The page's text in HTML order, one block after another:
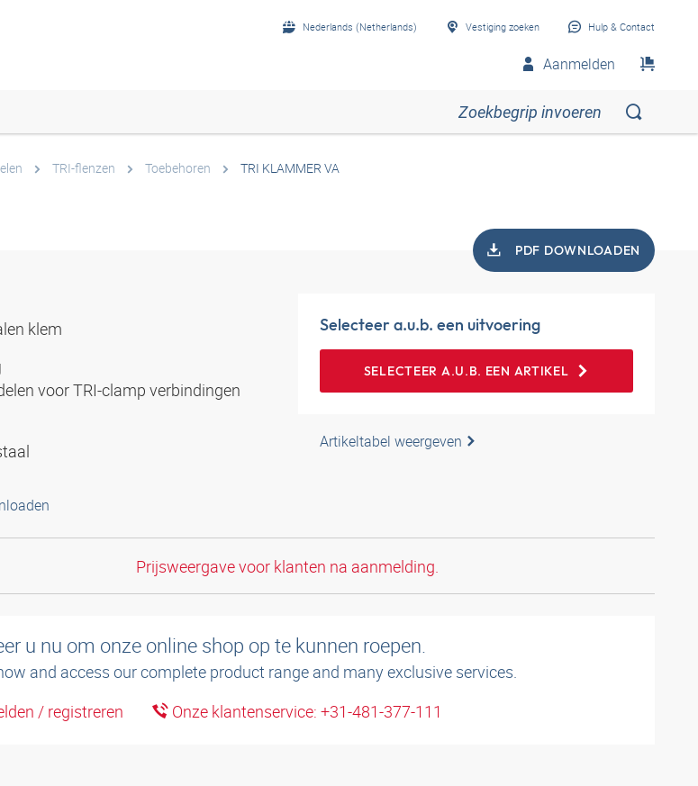
Nederlands (Netherlands) Vestiging zoeken Hulp & Contact
Aanmelden
TRI-flenzen Toebehoren TRI KLAMMER VA
PDF DOWNLOADEN
klem
voor TRI-clamp verbindingen
Selecteer a.u.b. een uitvoering
SELECTEER A.U.B. EEN ARTIKEL
Artikeltabel weergeven
Prijsweergave voor klanten na aanmelding.
u nu om onze online shop op te kunnen roepen.
and access our complete product range and many exclusive services.
/ registreren
Onze klantenservice: +31-481-377-111